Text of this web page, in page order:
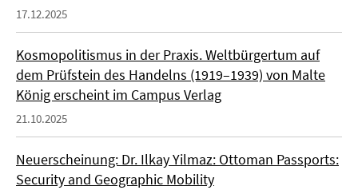
17.12.2025
Kosmopolitismus in der Praxis. Weltbürgertum auf
dem Prüfstein des Handelns (1919–1939) von Malte
König erscheint im Campus Verlag
21.10.2025
Neuerscheinung: Dr. Ilkay Yilmaz: Ottoman Passports:
Security and Geographic Mobility